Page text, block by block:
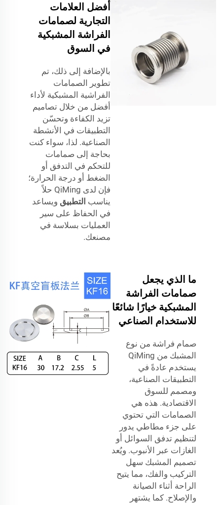
أفضل العلامات
التجارية لصمامات
الفراشة المشبكية
في السوق
بالإضافة إلى ذلك، تم
تطوير الصمامات
الفراشية المشبكية لأداء
أفضل من خلال تصاميم
تزيد الكفاءة وتحسّن
التطبيقات في الأنشطة
الصناعية. لذا، سواء كنت
بحاجة إلى صمامات
للتحكم في التدفق أو
الضغط أو درجة الحرارة؛
فإن لدى QiMing حلاً
يناسب التطبيق ويساعد
في الحفاظ على سير
العمليات بسلاسة في
مصنعك.
ما الذي يجعل
صمامات الفراشة
المشبكية خيارًا شائعًا
للاستخدام الصناعي
صمام فراشة من نوع
المشبك من QiMing
يستخدم عادةً في
التطبيقات الصناعية،
ومصمم للسوق
الاقتصادية. هذه هي
الصمامات التي تحتوي
على جزء مطاطي يدور
لتنظيم تدفق السوائل أو
الغازات عبر الأنبوب. ويُعد
تصميم المشبك سهل
التركيب والفك، مما يتيح
الراحة أثناء الصيانة
والإصلاح. كما يشتهر